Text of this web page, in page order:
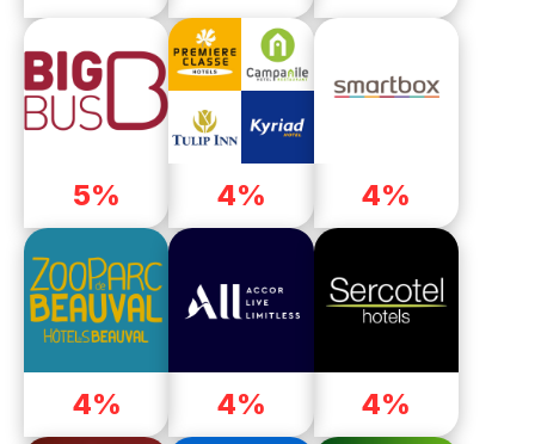
5% 4% 4%
4% 4% 4%